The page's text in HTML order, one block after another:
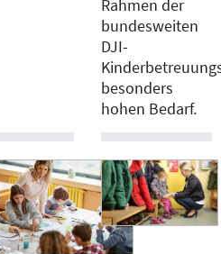
Rahmen der
bundesweiten
DJI-
besonders
hohen Bedarf.